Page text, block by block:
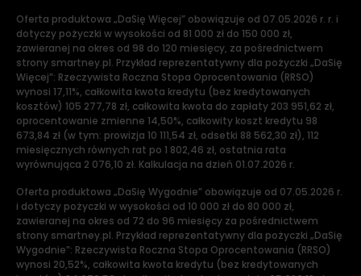
Oferta produktowa „DaSię Więcej” obowiązuje od 07.05.2026 r. r. i
dotyczy pożyczki w wysokości od 81 000 zł do 150 000 zł,
zawieranej na okres od 98 do 120 miesięcy, za pośrednictwem
strony smartney.pl. Przykład reprezentatywny dla pożyczki „DaSię
Więcej”: Rzeczywista Roczna Stopa Oprocentowania (RRSO)
wynosi 17,11%, całkowita kwota kredytu (bez kredytowanych
kosztów) 105 277,78 zł, całkowita kwota do zapłaty 203 951,62 zł,
oprocentowanie zmienne 14,50%, całkowity koszt kredytu 98
673,84 zł (w tym: prowizja 10 111,54 zł, odsetki 88 562,30 zł), 112
miesięcznych równych rat po 1 802,46 zł, ostatnia rata
wyrównująca 2 076,10 zł. Kalkulacja na dzień 01.07.2026 r.
Oferta produktowa „DaSię Wygodnie” obowiązuje od 07.05.2026 r.
i dotyczy pożyczki w wysokości od 10 000 zł do 80 000 zł,
zawieranej na okres od 72 do 96 miesięcy za pośrednictwem
strony smartney.pl. Przykład reprezentatywny dla pożyczki „DaSię
Wygodnie”: Rzeczywista Roczna Stopa Oprocentowania (RRSO)
wynosi 20,52%, całkowita kwota kredytu (bez kredytowanych